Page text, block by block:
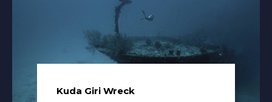
Kuda Giri Wreck